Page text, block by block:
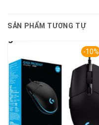
SẢN PHẨM TƯƠNG TỰ
-10%